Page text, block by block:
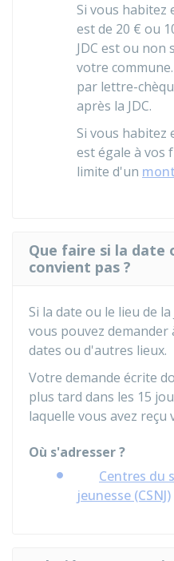
Si vous habitez
est de 20 € ou
JDC est ou non
votre
par lettre-
après la JDC.
Si vous habitez
est égale à vos
limite d'un
Que faire si la date
convient pas ?
Si la date ou le lieu de la
vous pouvez demander
dates ou d'autres lieux.
Votre demande écrite
plus tard dans les 15
laquelle vous avez reçu
Où s'adresser ?
Centres du
jeunesse (CSNJ)